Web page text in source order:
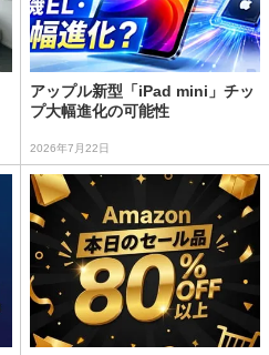
アップル新型「iPad mini」チッ
プ大幅進化の可能性
2026年7月22日